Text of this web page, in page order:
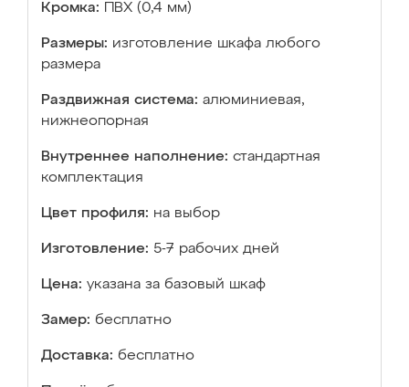
Кромка: ПВХ (0,4 мм)
Размеры: изготовление шкафа любого
размера
Раздвижная система: алюминиевая,
нижнеопорная
Внутреннее наполнение: стандартная
комплектация
Цвет профиля: на выбор
Изготовление: 5-7 рабочих дней
Цена: указана за базовый шкаф
Замер: бесплатно
Доставка: бесплатно